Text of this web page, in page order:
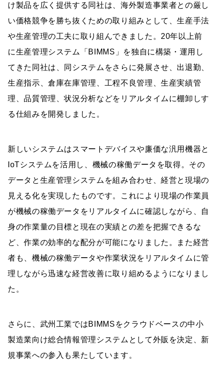
け製品を広く提供する同社は、海外製造事業者との厳し
い価格競争を勝ち抜くための取り組みとして、生産手法
や生産管理の工夫に取り組んできました。20年以上前
に生産管理システム「BIMMS」を独自に構築・運用し
てきた同社は、同システムをさらに発展させ、出退勤、
生産指示、倉庫在庫管理、工程不良管理、生産実績管
理、品質管理、状況分析などをリアルタイムに棚卸しす
る仕組みを開発しました。
新しいシステムはスマートデバイスや廉価な汎用機器と
IoTシステムを活用し、機械の稼働データを取得。その
データと生産管理システムを組み合わせ、経営と現場の
見える化を実現したものです。これにより現場の作業員
が機械の稼働データをリアルタイムに確認しながら、自
身の作業量の目標と現在の実績との差を把握できるな
ど、作業の効率的な配分が可能になりました。また経営
者も、機械の稼働データや作業状況をリアルタイムに管
理しながら迅速な経営改善に取り組めるようになりまし
た。
さらに、武州工業ではBIMMSをクラウドベースの中小
製造業向け総合情報管理システムとして外販を決定、新
規事業への参入も果たしています。